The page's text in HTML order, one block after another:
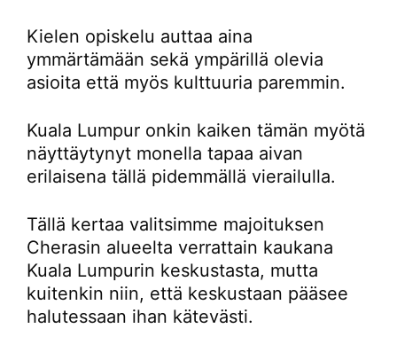
Kielen opiskelu auttaa aina
ymmärtämään sekä ympärillä olevia
asioita että myös kulttuuria paremmin.
Kuala Lumpur onkin kaiken tämän myötä
näyttäytynyt monella tapaa aivan
erilaisena tällä pidemmällä vierailulla.
Tällä kertaa valitsimme majoituksen
Cherasin alueelta verrattain kaukana
Kuala Lumpurin keskustasta, mutta
kuitenkin niin, että keskustaan pääsee
halutessaan ihan kätevästi.